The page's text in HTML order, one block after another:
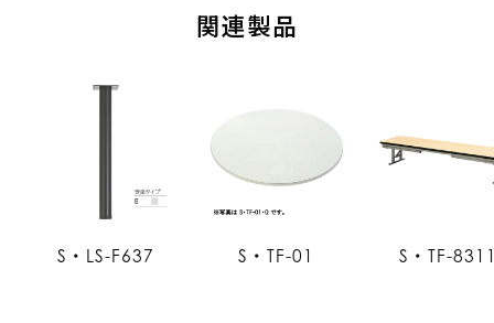
関連製品
S・LS-F637 S・TF-01 S・TF-